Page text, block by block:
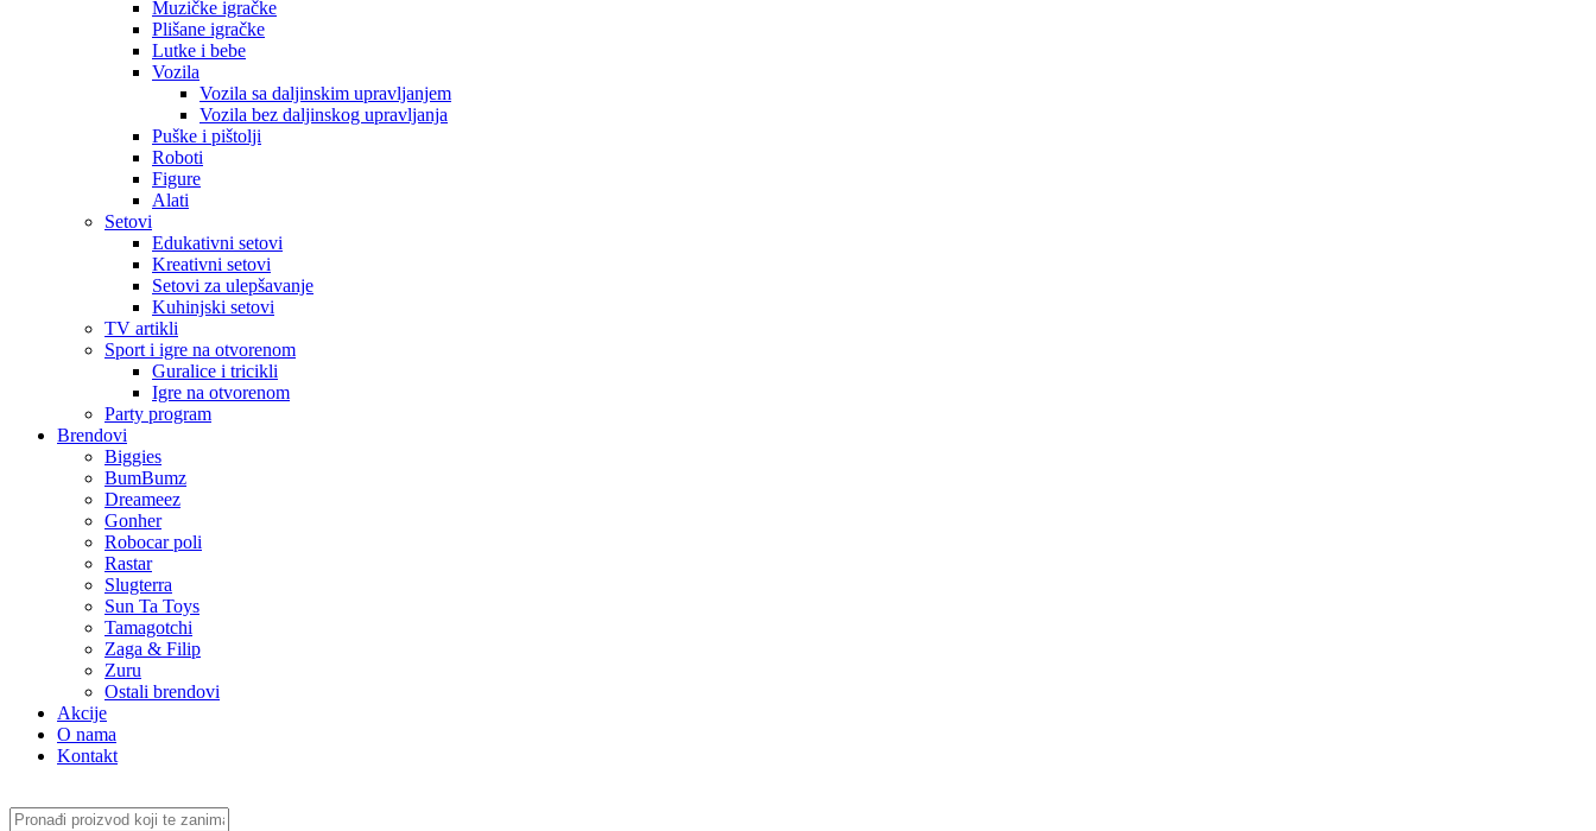
Muzičke igračke
Plišane igračke
Lutke i bebe
Vozila
Vozila sa daljinskim upravljanjem
Vozila bez daljinskog upravljanja
Puške i pištolji
Roboti
Figure
Alati
Setovi
Edukativni setovi
Kreativni setovi
Setovi za ulepšavanje
Kuhinjski setovi
TV artikli
Sport i igre na otvorenom
Guralice i tricikli
Igre na otvorenom
Party program
Brendovi
Biggies
BumBumz
Dreameez
Gonher
Robocar poli
Rastar
Slugterra
Sun Ta Toys
Tamagotchi
Zaga & Filip
Zuru
Ostali brendovi
Akcije
O nama
Kontakt